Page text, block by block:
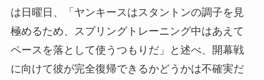
は日曜日、「ヤンキースはスタントンの調子を見
極めるため、スプリングトレーニング中はあえて
ペースを落として使うつもりだ」と述べ、開幕戦
に向けて彼が完全復帰できるかどうかは不確実だ